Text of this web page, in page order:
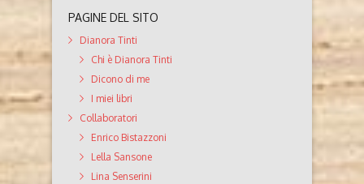
PAGINE DEL SITO
Dianora Tinti
Chi è Dianora Tinti
Dicono di me
I miei libri
Collaboratori
Enrico Bistazzoni
Lella Sansone
Lina Senserini